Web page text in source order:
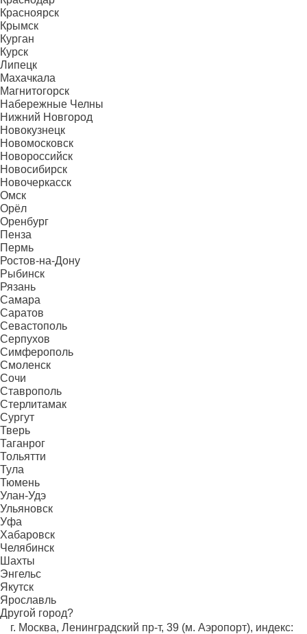
Красноярск
Крымск
Курган
Курск
Липецк
Махачкала
Магнитогорск
Набережные Челны
Нижний Новгород
Новокузнецк
Новомосковск
Новороссийск
Новосибирск
Новочеркасск
Омск
Орёл
Оренбург
Пенза
Пермь
Ростов-на-Дону
Рыбинск
Рязань
Самара
Саратов
Севастополь
Серпухов
Симферополь
Смоленск
Сочи
Ставрополь
Стерлитамак
Сургут
Тверь
Таганрог
Тольятти
Тула
Тюмень
Улан-Удэ
Ульяновск
Уфа
Хабаровск
Челябинск
Шахты
Энгельс
Якутск
Ярославль
Другой город?
г. Москва, Ленинградский пр-т, 39 (м. Аэропорт), индекс: